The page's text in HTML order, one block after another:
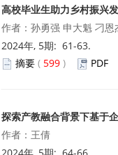
高校毕业生助力乡村振兴
作者：孙勇强 申大魁 刁恩
2024年, 5期: 61-63.
摘要 ( 599 ) PDF
探索产教融合背景下基于
作者：王倩